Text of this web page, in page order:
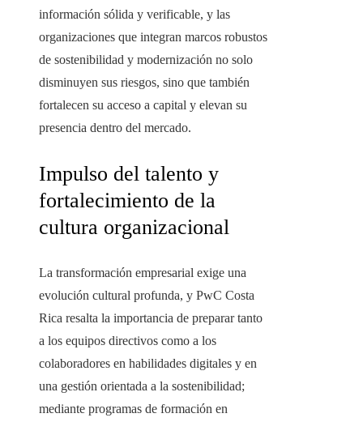
información sólida y verificable, y las
organizaciones que integran marcos robustos
de sostenibilidad y modernización no solo
disminuyen sus riesgos, sino que también
fortalecen su acceso a capital y elevan su
presencia dentro del mercado.
Impulso del talento y
fortalecimiento de la
cultura organizacional
La transformación empresarial exige una
evolución cultural profunda, y PwC Costa
Rica resalta la importancia de preparar tanto
a los equipos directivos como a los
colaboradores en habilidades digitales y en
una gestión orientada a la sostenibilidad;
mediante programas de formación en